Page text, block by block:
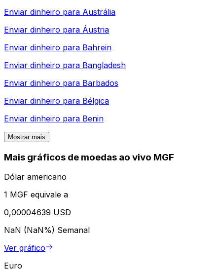
Enviar dinheiro para Austrália
Enviar dinheiro para Áustria
Enviar dinheiro para Bahrein
Enviar dinheiro para Bangladesh
Enviar dinheiro para Barbados
Enviar dinheiro para Bélgica
Enviar dinheiro para Benin
Mostrar mais
Mais gráficos de moedas ao vivo MGF
Dólar americano
1 MGF equivale a
0,00004639 USD
NaN (NaN%) Semanal
Ver gráfico
Euro